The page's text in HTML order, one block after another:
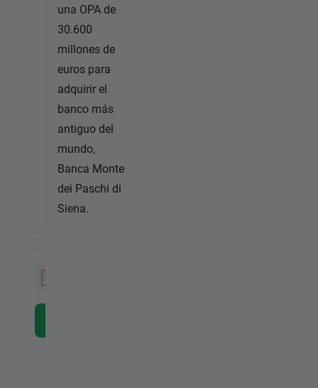
una OPA de
30.600
millones de
euros para
adquirir el
banco más
antiguo del
mundo,
Banca Monte
dei Paschi di
Siena.